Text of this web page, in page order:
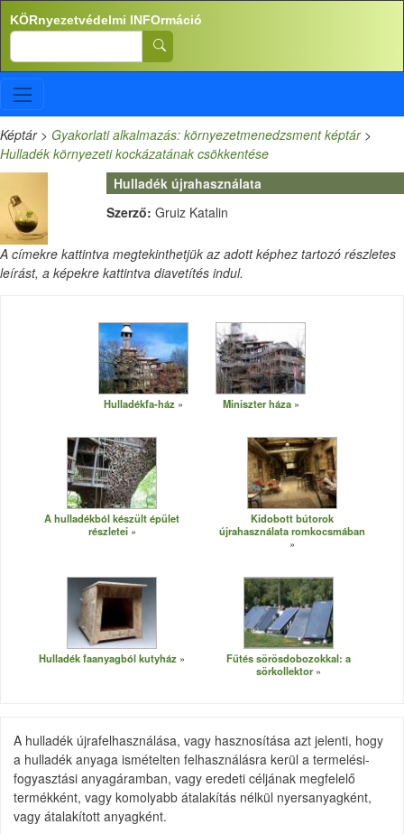
Ugrás a tartalomra
KÖRnyezetvédelmi INFOrmáció
Search
Képtár> Gyakorlati alkalmazás: környezetmenedzsment képtár>
Hulladék környezeti kockázatának csökkentése
Hulladék újrahasználata
Szerző: Gruiz Katalin
A címekre kattintva megtekinthetjük az adott képhez tartozó részletes
leírást, a képekre kattintva diavetítés indul.
Hulladékfa-ház Miniszter háza
A hulladékból készült épület
részletei
Kidobott bútorok
újrahasználata romkocsmában
Hulladék faanyagból kutyház
Fűtés sörösdobozokkal: a
sörkollektor
A hulladék újrafelhasználása, vagy hasznosítása azt jelenti, hogy
a hulladék anyaga ismételten felhasználásra kerül a termelési-
fogyasztási anyagáramban, vagy eredeti céljának megfelelő
termékként, vagy komolyabb átalakítás nélkül nyersanyagként,
vagy átalakított anyagként.